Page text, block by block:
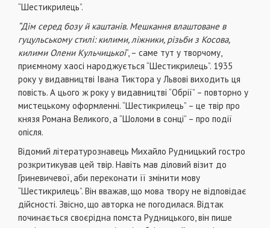
“Шестикрилець”.
“Дім серед бозу й каштанів. Мешкання влаштоване в
гуцульському стилі: килими, ліжники, різьби з Косова,
килими Олени Кульчицької”, – саме тут у творчому,
приємному хаосі народжується “Шестикрилець”. 1935
року у видавництві Івана Тиктора у Львові виходить ця
повість. А цього ж року у видавництві “Обрії” – повторно у
мистецькому оформленні. “Шестикрилець” – це твір про
князя Романа Великого, а “Шоломи в сонці” – про події
опісля.
Відомий літературознавець Михайло Рудницький гостро
розкритикував цей твір. Навіть мав діловий візит до
Гриневичевої, аби переконати її змінити мову
“Шестикрилець”. Він вважав, що мова твору не відповідає
дійсності. Звісно, що авторка не погодилася. Відтак
починається своєрідна помста Рудницького, він пише